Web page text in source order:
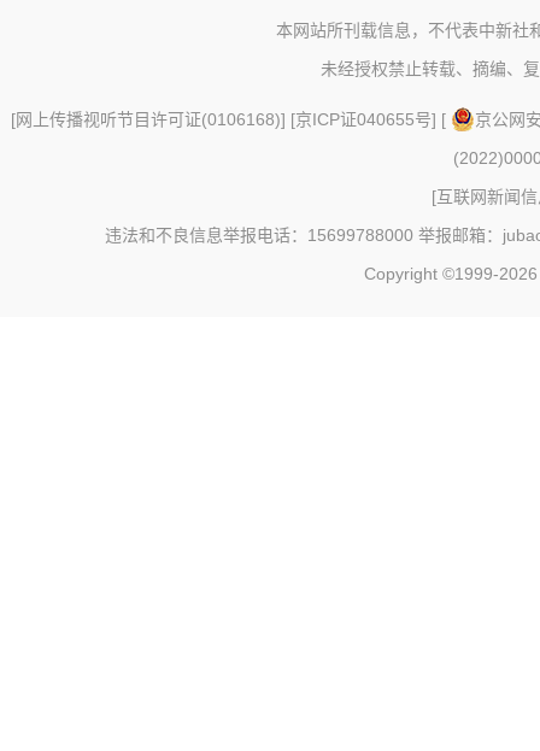
本网站所刊载信息，不代表中新社
未经授权禁止转载、摘编、
[网上传播视听节目许可证(0106168)] [京ICP证040655号] [
京公网
[互联网新闻
违法和不良信息举报电话：15699788000 举报邮箱：
Copyright ©1999-